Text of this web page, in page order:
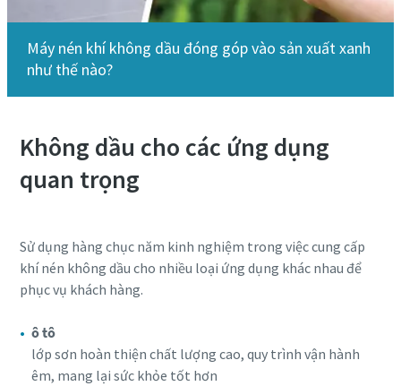
Máy nén khí không dầu đóng góp vào sản xuất xanh
như thế nào?
Không dầu cho các ứng dụng
quan trọng
Sử dụng hàng chục năm kinh nghiệm trong việc cung cấp
khí nén không dầu cho nhiều loại ứng dụng khác nhau để
phục vụ khách hàng.
ô tô
lớp sơn hoàn thiện chất lượng cao, quy trình vận hành
êm, mang lại sức khỏe tốt hơn